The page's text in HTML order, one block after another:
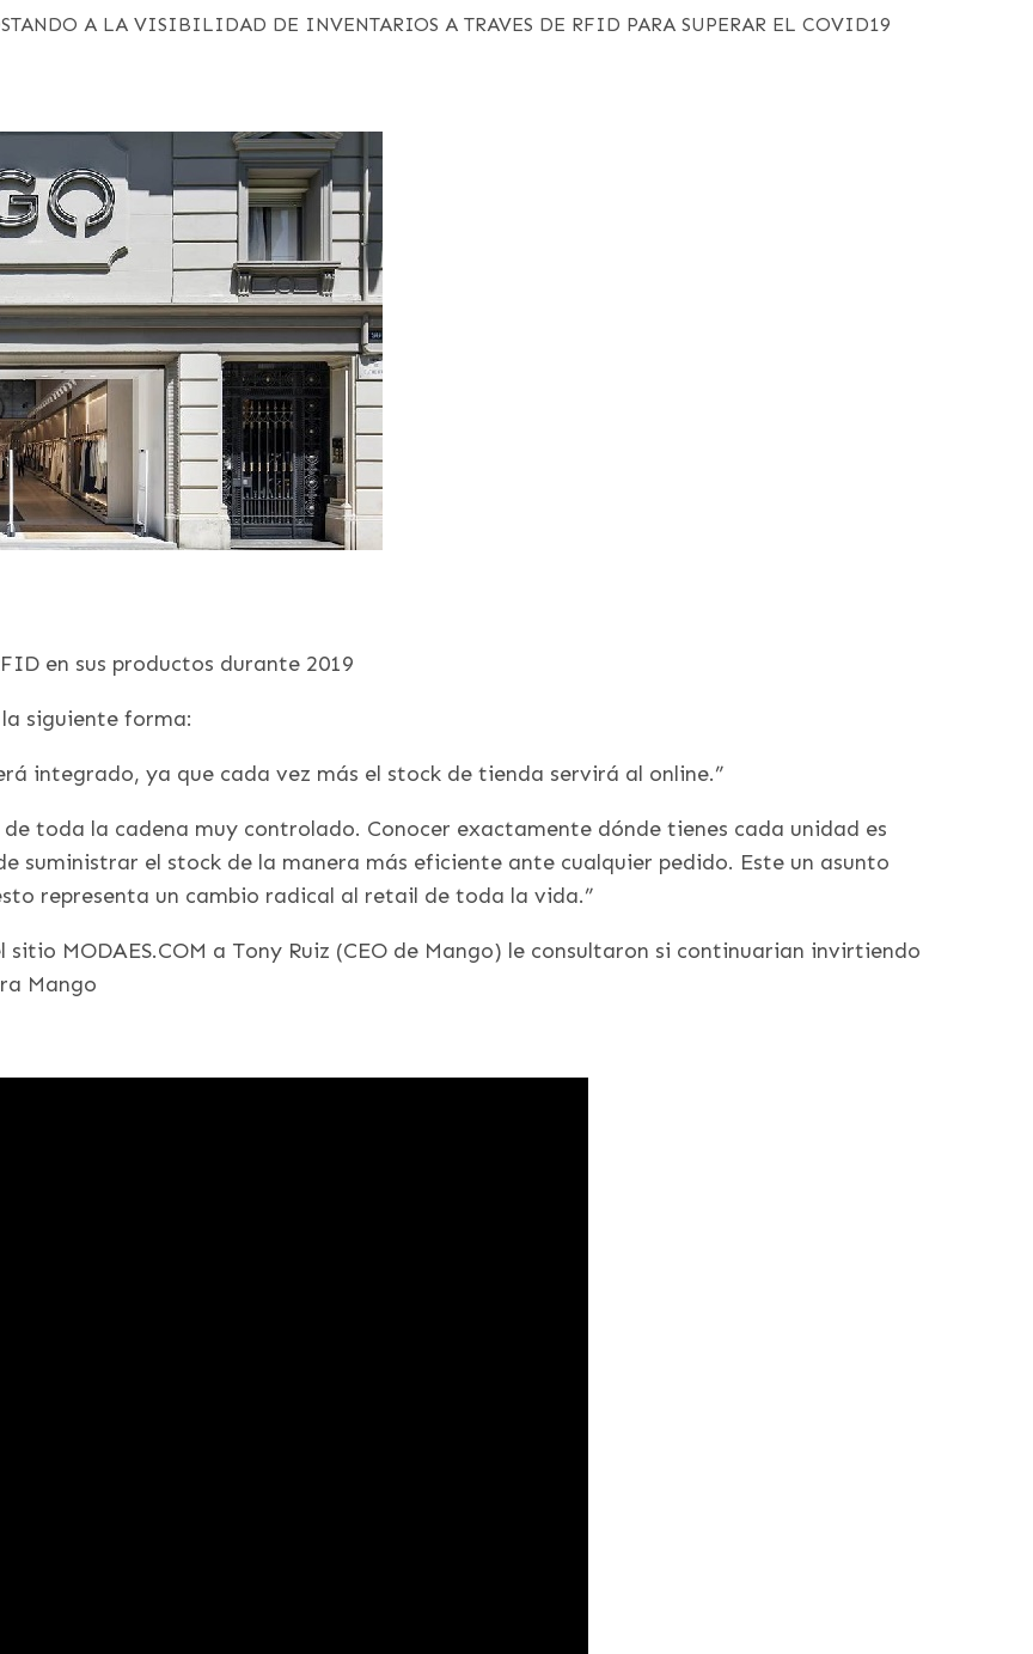
A LA VISIBILIDAD DE INVENTARIOS A TRAVES DE RFID PARA SUPERAR EL COVID19
en sus productos durante 2019
siguiente forma:
integrado, ya que cada vez más el stock de tienda servirá al online.”
toda la cadena muy controlado. Conocer exactamente dónde tienes cada unidad es
suministrar el stock de la manera más eficiente ante cualquier pedido. Este un asunto
representa un cambio radical al retail de toda la vida.”
MODAES.COM a Tony Ruiz (CEO de Mango) le consultaron si continuarian invirtiendo
Mango